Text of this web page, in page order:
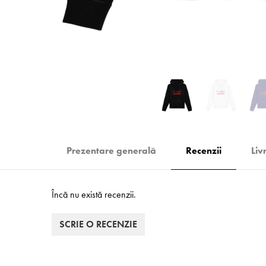
Prezentare generală Recenzii
Încă nu există recenzii.
SCRIE O RECENZIE